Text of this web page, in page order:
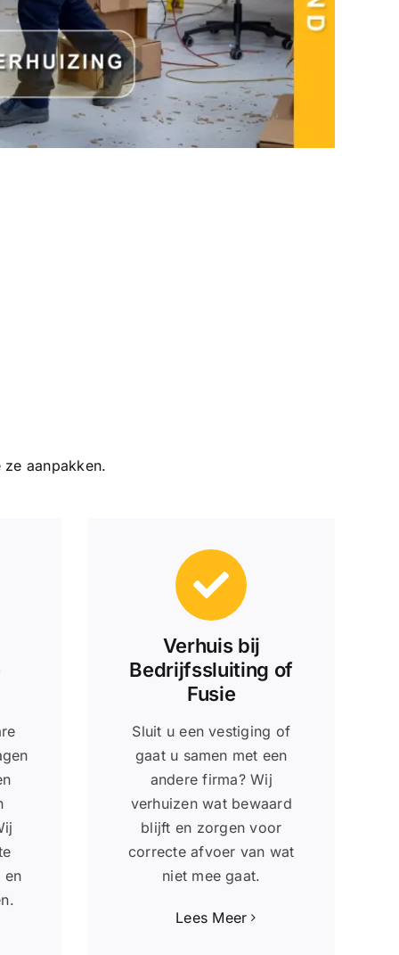
aanpakken.
en
Verhuis bij
Bedrijfssluiting of
Fusie
Sluit u een vestiging of
gaat u samen met een
andere firma? Wij
verhuizen wat bewaard
blijft en zorgen voor
correcte afvoer van wat
niet mee gaat.
Lees Meer